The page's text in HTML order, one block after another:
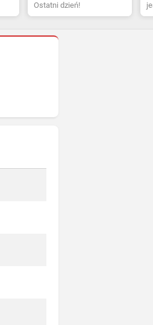
jeszcze 3 dni